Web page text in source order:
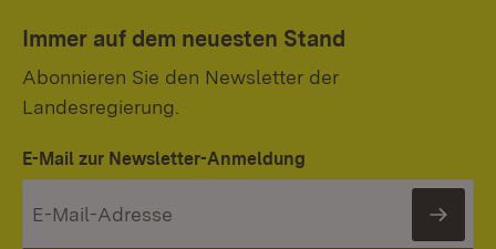
Immer auf dem neuesten Stand
Abonnieren Sie den Newsletter der
Landesregierung.
E-Mail zur Newsletter-Anmeldung